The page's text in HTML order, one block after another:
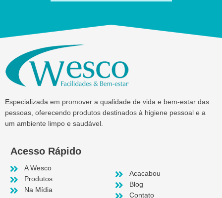
Especializada em promover a qualidade de vida e bem-estar das
pessoas, oferecendo produtos destinados à higiene pessoal e a
um ambiente limpo e saudável.
Acesso Rápido
A Wesco
Produtos
Na Mídia
Acacabou
Blog
Contato